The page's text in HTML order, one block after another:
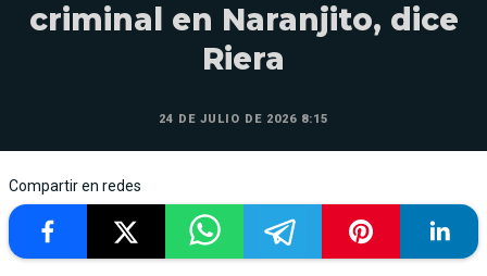
criminal en Naranjito, dice
Riera
24 DE JULIO DE 2026 8:15
Compartir en redes